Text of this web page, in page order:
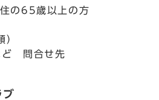
の65歳以上の方
）
ど 問合せ先
ブ